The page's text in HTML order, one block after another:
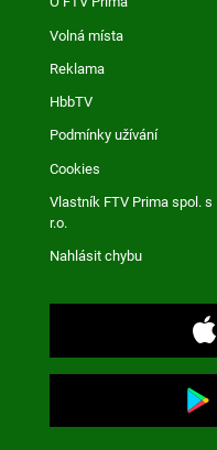
Volná místa
Reklama
HbbTV
Podmínky užívání
Cookies
Vlastník FTV Prima spol. s
r.o.
Nahlásit chybu